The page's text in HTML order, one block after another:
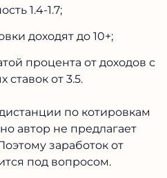
в широком
доходят до 10+;
ставок от 3.5.
по
но автор не